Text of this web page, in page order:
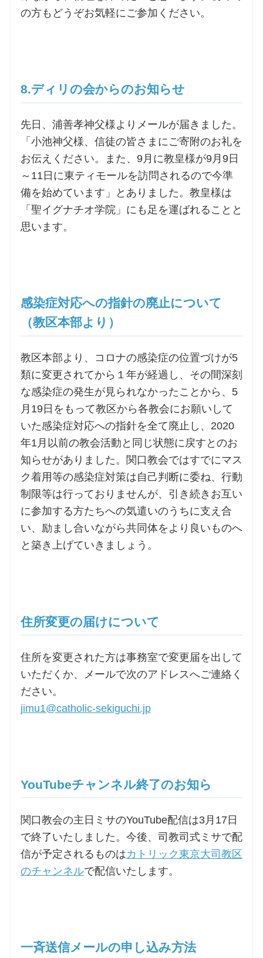
の方もどうぞお気軽にご参加ください。
8.ディリの会からのお知らせ
先日、浦善孝神父様よりメールが届きました。
「小池神父様、信徒の皆さまにご寄附のお礼を
お伝えください。また、9月に教皇様が9月9日
～11日に東ティモールを訪問されるので今準
備を始めています」とありました。教皇様は
「聖イグナチオ学院」にも足を運ばれることと
思います。
感染症対応への指針の廃止について
（教区本部より）
教区本部より、コロナの感染症の位置づけが5
類に変更されてから１年が経過し、その間深刻
な感染症の発生が見られなかったことから、5
月19日をもって教区から各教会にお願いして
いた感染症対応への指針を全て廃止し、2020
年1月以前の教会活動と同じ状態に戻すとのお
知らせがありました。関口教会ではすでにマス
ク着用等の感染症対策は自己判断に委ね、行動
制限等は行っておりませんが、引き続きお互い
に参加する方たちへの気遣いのうちに支え合
い、励まし合いながら共同体をより良いものへ
と築き上げていきましょう。
住所変更の届けについて
住所を変更された方は事務室で変更届を出して
いただくか、メールで次のアドレスへご連絡く
ださい。
jimu1@catholic-sekiguchi.jp
YouTubeチャンネル終了のお知ら
関口教会の主日ミサのYouTube配信は3月17日
で終了いたしました。今後、司教司式ミサで配
信が予定されるものはカトリック東京大司教区
のチャンネルで配信いたします。
一斉送信メールの申し込み方法